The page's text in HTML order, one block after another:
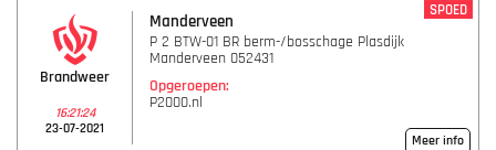
Brandweer
16:21:24
23-07-2021
Manderveen
SPOED
P 2 BTW-01 BR berm-/bosschage Plasdijk
Manderveen 052431
Opgeroepen:
P2000.nl
Meer info